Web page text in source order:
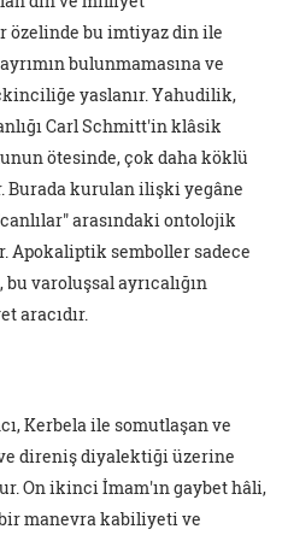
özelinde bu imtiyaz din ile
bulunmamasına ve
yaslanır. Yahudilik,
Carl Schmitt'in klâsik
ötesinde, çok daha köklü
Burada kurulan ilişki yegâne
arasındaki ontolojik
Apokaliptik semboller sadece
varoluşsal ayrıcalığın
aracıdır.
Kerbela ile somutlaşan ve
direniş diyalektiği üzerine
On ikinci İmam'ın gaybet hâli,
manevra kabiliyeti ve